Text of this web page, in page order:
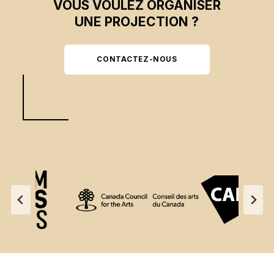
VOUS VOULEZ ORGANISER
UNE PROJECTION ?
CONTACTEZ-NOUS